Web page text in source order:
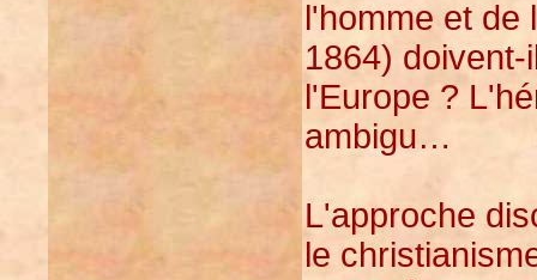
l'homme et de
1864)
l'Europe ?
ambigu…
L'approche
le